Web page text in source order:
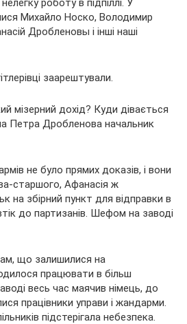
роботу в підпіллі. У
Михайло Носко, Володимир
Дробленовы і інші наші
заарештували.
мізерний дохід? Куди дівається
Петра Дробленова начальник
не було прямих доказів, і вони
старшого, Афанасія ж
на збірний пункт для відправки в
до партизанів. Шефом на заводі
що залишилися на
працювати в більш
весь час маячив німець, до
працівники управи і жандарми.
підстерігала небезпека.